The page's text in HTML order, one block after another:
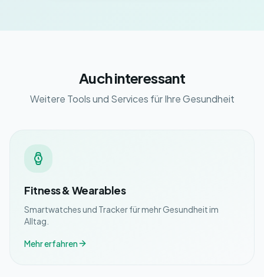
Auch interessant
Weitere Tools und Services für Ihre Gesundheit
Fitness & Wearables
Smartwatches und Tracker für mehr Gesundheit im
Alltag.
Mehr erfahren